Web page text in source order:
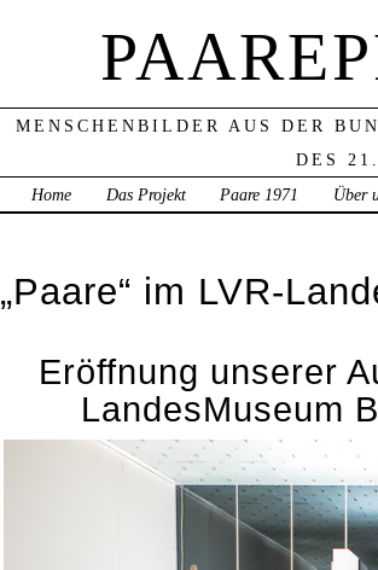
MENSCHENBILDER AUS DER
DES
Home
Das Projekt Paare 1971 Über
„Paare“ im LVR-
Eröffnung unserer
LandesMuseum